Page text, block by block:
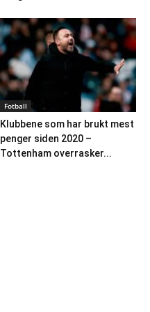
Fotball
Klubbene som har brukt mest
penger siden 2020 –
Tottenham overrasker...